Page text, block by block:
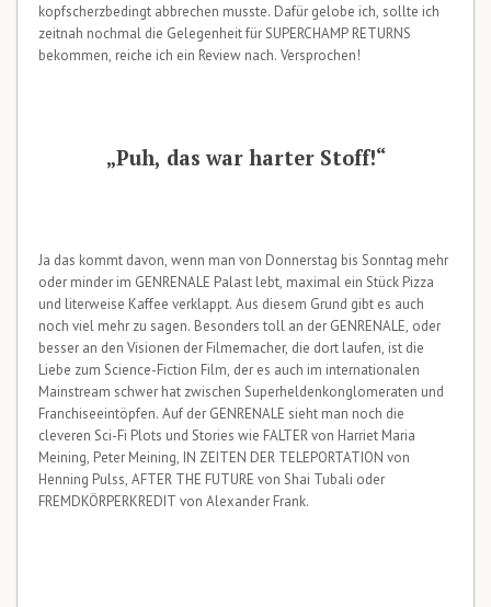
kopfscherzbedingt abbrechen musste. Dafür gelobe ich, sollte ich
zeitnah nochmal die Gelegenheit für SUPERCHAMP RETURNS
bekommen, reiche ich ein Review nach. Versprochen!
„Puh, das war harter Stoff!“
Ja das kommt davon, wenn man von Donnerstag bis Sonntag mehr
oder minder im GENRENALE Palast lebt, maximal ein Stück Pizza
und literweise Kaffee verklappt. Aus diesem Grund gibt es auch
noch viel mehr zu sagen. Besonders toll an der GENRENALE, oder
besser an den Visionen der Filmemacher, die dort laufen, ist die
Liebe zum Science-Fiction Film, der es auch im internationalen
Mainstream schwer hat zwischen Superheldenkonglomeraten und
Franchiseeintöpfen. Auf der GENRENALE sieht man noch die
cleveren Sci-Fi Plots und Stories wie FALTER von Harriet Maria
Meining, Peter Meining, IN ZEITEN DER TELEPORTATION von
Henning Pulss, AFTER THE FUTURE von Shai Tubali oder
FREMDKÖRPERKREDIT von Alexander Frank.